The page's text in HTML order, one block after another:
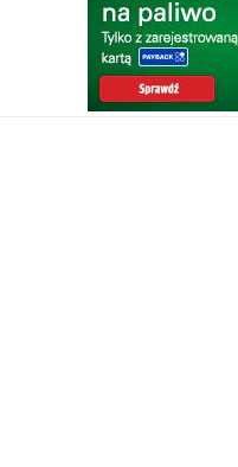
Europa Grecja Attyka